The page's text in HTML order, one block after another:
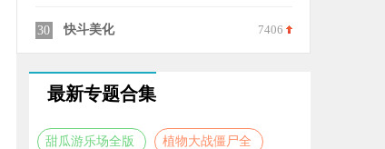
10 元创岛 7115
最新专题合集
甜瓜游乐场全版
植物大战僵尸全